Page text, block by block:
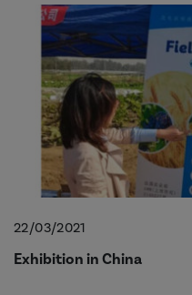
22/03/2021
Exhibition in China